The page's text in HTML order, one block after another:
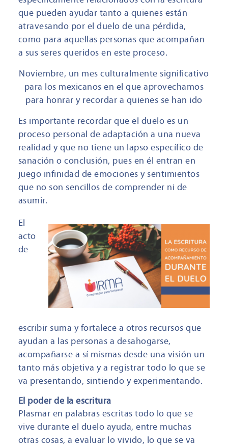
que pueden ayudar tanto a quienes están
atravesando por el duelo de una pérdida,
como para aquellas personas que acompañan
a sus seres queridos en este proceso.
Noviembre, un mes culturalmente significativo
para los mexicanos en el que aprovechamos
para honrar y recordar a quienes se han ido
Es importante recordar que el duelo es un
proceso personal de adaptación a una nueva
realidad y que no tiene un lapso específico de
sanación o conclusión, pues en él entran en
juego infinidad de emociones y sentimientos
que no son sencillos de comprender ni de
asumir.
El
acto
de
escribir suma y fortalece a otros recursos que
ayudan a las personas a desahogarse,
acompañarse a sí mismas desde una visión un
tanto más objetiva y a registrar todo lo que se
va presentando, sintiendo y experimentando.
El poder de la escritura
Plasmar en palabras escritas todo lo que se
vive durante el duelo ayuda, entre muchas
otras cosas, a evaluar lo vivido, lo que se va